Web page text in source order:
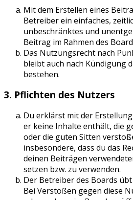
Mit dem Erstellen eines
Betreiber ein einfaches,
unbeschränktes und
Beitrag im Rahmen des
Das Nutzungsrecht nach
bleibt auch nach Kündigung
bestehen.
3. Pflichten des Nutzers
Du erklärst mit der
er keine Inhalte enthält, die
oder die guten Sitten
insbesondere, dass du das
deinen Beiträgen
setzen bzw. zu verwenden.
Der Betreiber des Boards
Bei Verstößen gegen diese